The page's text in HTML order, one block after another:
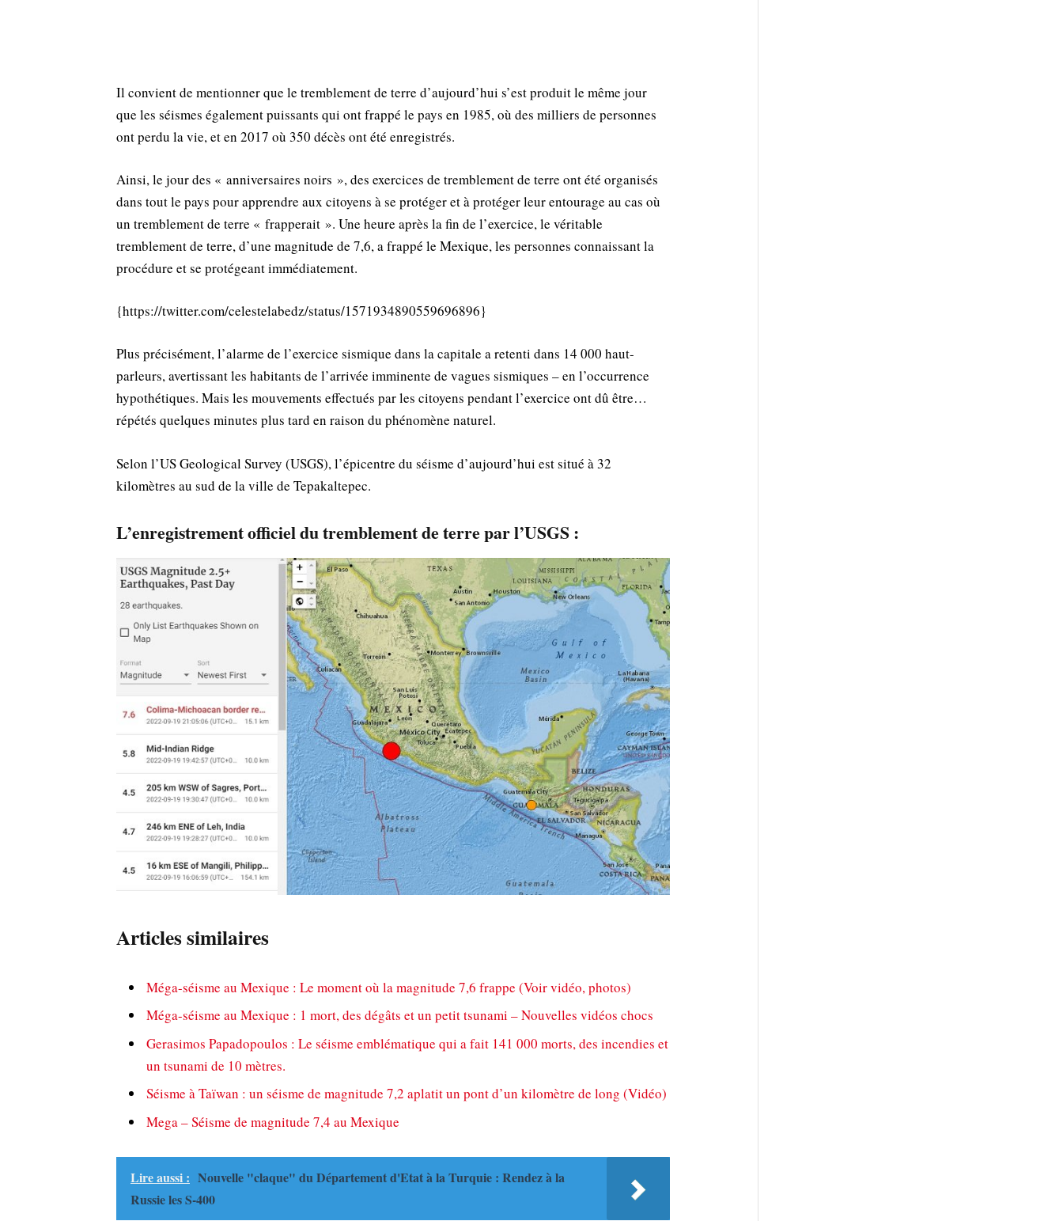
Il convient de mentionner que le tremblement de terre d’aujourd’hui s’est produit le même jour
que les séismes également puissants qui ont frappé le pays en 1985, où des milliers de personnes
ont perdu la vie, et en 2017 où 350 décès ont été enregistrés.
Ainsi, le jour des « anniversaires noirs », des exercices de tremblement de terre ont été organisés
dans tout le pays pour apprendre aux citoyens à se protéger et à protéger leur entourage au cas où
un tremblement de terre « frapperait ». Une heure après la fin de l’exercice, le véritable
tremblement de terre, d’une magnitude de 7,6, a frappé le Mexique, les personnes connaissant la
procédure et se protégeant immédiatement.
{https://twitter.com/celestelabedz/status/1571934890559696896}
Plus précisément, l’alarme de l’exercice sismique dans la capitale a retenti dans 14 000 haut-
parleurs, avertissant les habitants de l’arrivée imminente de vagues sismiques – en l’occurrence
hypothétiques. Mais les mouvements effectués par les citoyens pendant l’exercice ont dû être…
répétés quelques minutes plus tard en raison du phénomène naturel.
Selon l’US Geological Survey (USGS), l’épicentre du séisme d’aujourd’hui est situé à 32
kilomètres au sud de la ville de Tepakaltepec.
L’enregistrement officiel du tremblement de terre par l’USGS :
Articles similaires
Méga-séisme au Mexique : Le moment où la magnitude 7,6 frappe (Voir vidéo, photos)
Méga-séisme au Mexique : 1 mort, des dégâts et un petit tsunami – Nouvelles vidéos chocs
Gerasimos Papadopoulos : Le séisme emblématique qui a fait 141 000 morts, des incendies et
un tsunami de 10 mètres.
Séisme à Taïwan : un séisme de magnitude 7,2 aplatit un pont d’un kilomètre de long (Vidéo)
Mega – Séisme de magnitude 7,4 au Mexique
Lire aussi : Nouvelle "claque" du Département d'Etat à la Turquie : Rendez à la
Russie les S-400